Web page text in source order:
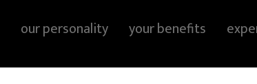
our personality your benefits